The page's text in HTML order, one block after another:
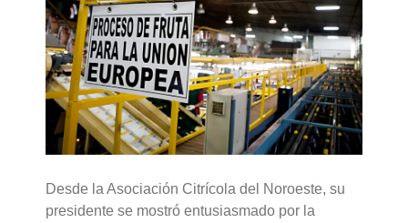
Desde la Asociación Citrícola del Noroeste, su
presidente se mostró entusiasmado por la